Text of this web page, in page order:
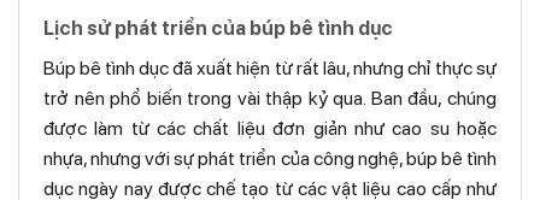
Lịch sử phát triển của búp bê tình dục
Búp bê tình dục đã xuất hiện từ rất lâu, nhưng chỉ thực sự
trở nên phổ biến trong vài thập kỷ qua. Ban đầu, chúng
được làm từ các chất liệu đơn giản như cao su hoặc
nhựa, nhưng với sự phát triển của công nghệ, búp bê tình
dục ngày nay được chế tạo từ các vật liệu cao cấp như